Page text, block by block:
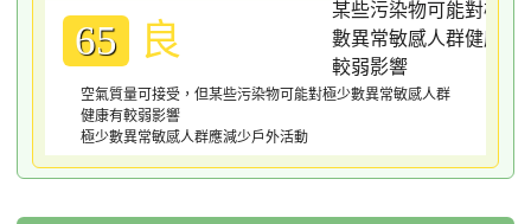
65 良
空氣質量可接受，但某些污染物可能對極少數異常敏感人群
健康有較弱影響
極少數異常敏感人群應減少戶外活動